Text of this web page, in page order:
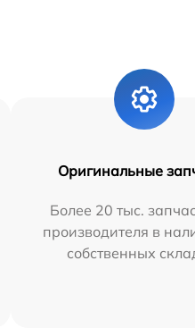
Оригинальные
Более 20 тыс.
производителя в
собственных